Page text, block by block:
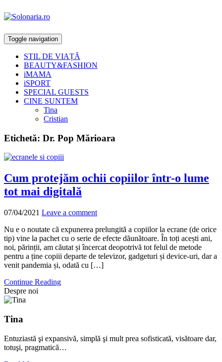
Toggle navigation
STIL DE VIAȚĂ
BEAUTY&FASHION
iMAMA
iSPORT
SPECIAL GUESTS
CINE SUNTEM
Tina
Cristian
Etichetă: Dr. Pop Mărioara
Cum protejăm ochii copiilor într-o lume
tot mai digitală
07/04/2021 Leave a comment
Nu e o noutate că expunerea prelungită a copiilor la ecrane (de orice
tip) vine la pachet cu o serie de efecte dăunătoare. În toți acești ani,
noi, părinții, am căutat și încercat deopotrivă tot felul de metode
pentru a ține copiii departe de televizor, gadgeturi și device-uri, dar a
venit pandemia și, odată cu […]
Continue Reading
Despre noi
Tina
Entuziastă şi expansivă, simplă şi mult prea sofisticată, visătoare dar,
totuşi, pragmatică…